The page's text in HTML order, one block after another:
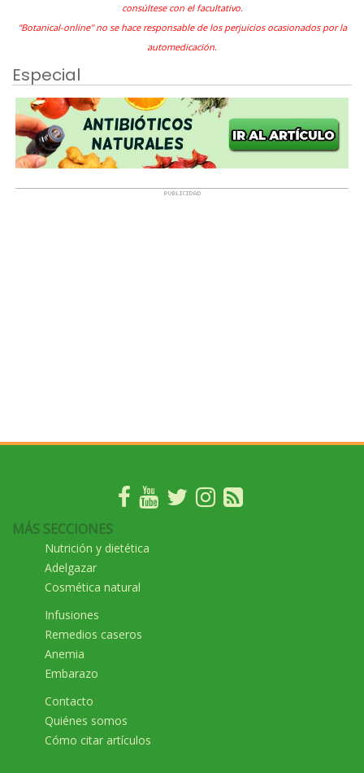
consúltese con el facultativo.
"Botanical-online" no se hace responsable de los perjuicios ocasionados por la
automedicación.
Especial
MÁS SECCIONES
Nutrición y dietética
Adelgazar
Cosmética natural
Infusiones
Remedios caseros
Anemia
Embarazo
Contacto
Quiénes somos
Cómo citar artículos